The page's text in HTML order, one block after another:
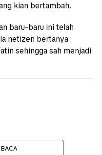
kian bertambah.
baru-baru ini telah
netizen bertanya
sehingga sah menjadi